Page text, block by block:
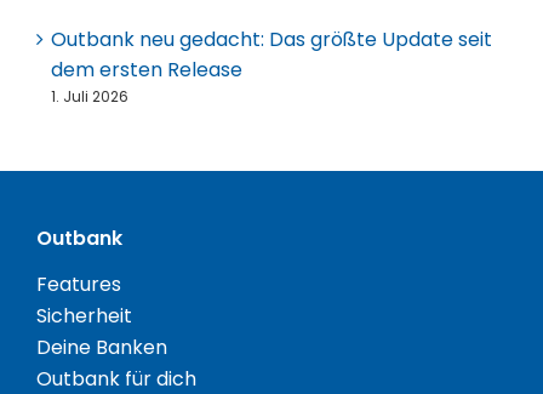
Outbank neu gedacht: Das größte Update seit
dem ersten Release
1. Juli 2026
Outbank
Features
Sicherheit
Deine Banken
Outbank für dich